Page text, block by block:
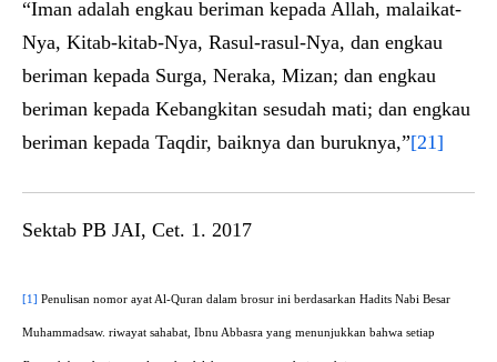
“Iman adalah engkau beriman kepada Allah, malaikat-
Nya, Kitab-kitab-Nya, Rasul-rasul-Nya, dan engkau
beriman kepada Surga, Neraka, Mizan; dan engkau
beriman kepada Kebangkitan sesudah mati; dan engkau
beriman kepada Taqdir, baiknya dan buruknya,”[21]
Sektab PB JAI, Cet. 1. 2017
[1] Penulisan nomor ayat Al-Quran dalam brosur ini berdasarkan Hadits Nabi Besar
Muhammadsaw. riwayat sahabat, Ibnu Abbasra yang menunjukkan bahwa setiap